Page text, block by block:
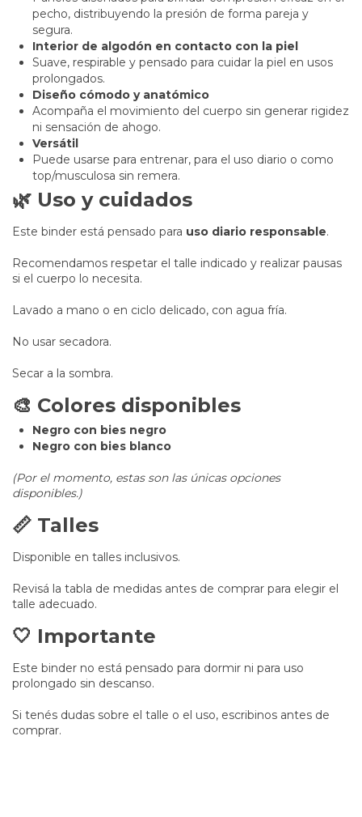
pecho, distribuyendo la presión de forma pareja y
segura.
Interior de algodón en contacto con la piel
Suave, respirable y pensado para cuidar la piel en usos
prolongados.
Diseño cómodo y anatómico
Acompaña el movimiento del cuerpo sin generar rigidez
ni sensación de ahogo.
Versátil
Puede usarse para entrenar, para el uso diario o como
top/musculosa sin remera.
🌿 Uso y cuidados
Este binder está pensado para uso diario responsable.
Recomendamos respetar el talle indicado y realizar pausas
si el cuerpo lo necesita.
Lavado a mano o en ciclo delicado, con agua fría.
No usar secadora.
Secar a la sombra.
🎨 Colores disponibles
Negro con bies negro
Negro con bies blanco
(Por el momento, estas son las únicas opciones
disponibles.)
📏 Talles
Disponible en talles inclusivos.
Revisá la tabla de medidas antes de comprar para elegir el
talle adecuado.
🤍 Importante
Este binder no está pensado para dormir ni para uso
prolongado sin descanso.
Si tenés dudas sobre el talle o el uso, escribinos antes de
comprar.